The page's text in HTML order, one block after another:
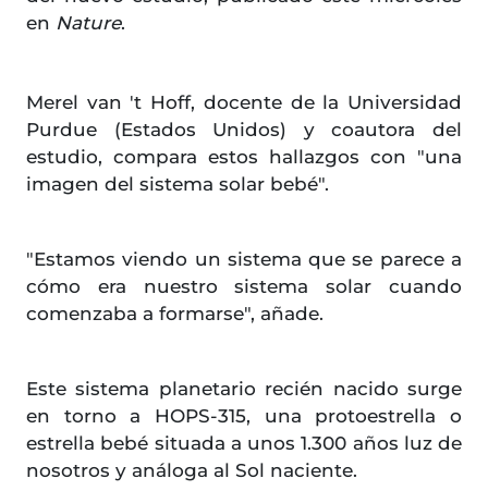
en Nature.
Merel van 't Hoff, docente de la Universidad
Purdue (Estados Unidos) y coautora del
estudio, compara estos hallazgos con "una
imagen del sistema solar bebé".
"Estamos viendo un sistema que se parece a
cómo era nuestro sistema solar cuando
comenzaba a formarse", añade.
Este sistema planetario recién nacido surge
en torno a HOPS-315, una protoestrella o
estrella bebé situada a unos 1.300 años luz de
nosotros y análoga al Sol naciente.